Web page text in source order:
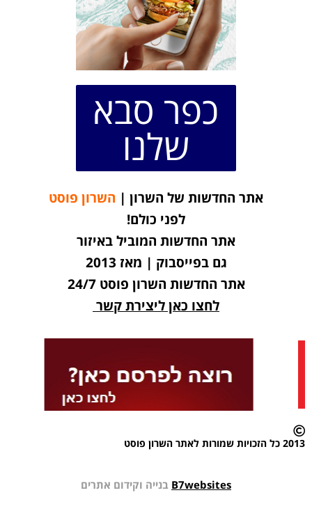
כפר סבא
שלנו
אתר החדשות של השרון | השרון פוסט
לפני כולם!
אתר החדשות המוביל באיזור
גם בפייסבוק | מאז 2013
אתר החדשות השרון פוסט 24/7
לחצו כאן ליצירת קשר
2013 כל הזכויות שמורות לאתר השרון פוסט
B7websites